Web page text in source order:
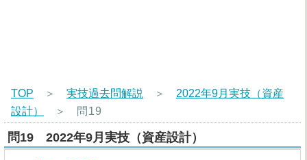
TOP ＞ 実技過去問解説 ＞ 2022年9月実技（資産
設計）
＞ 問19
問19 2022年9月実技（資産設計）